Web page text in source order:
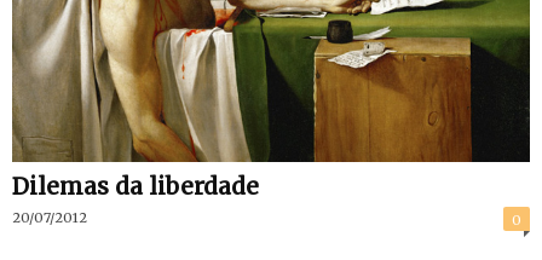
Dilemas da liberdade
20/07/2012 0